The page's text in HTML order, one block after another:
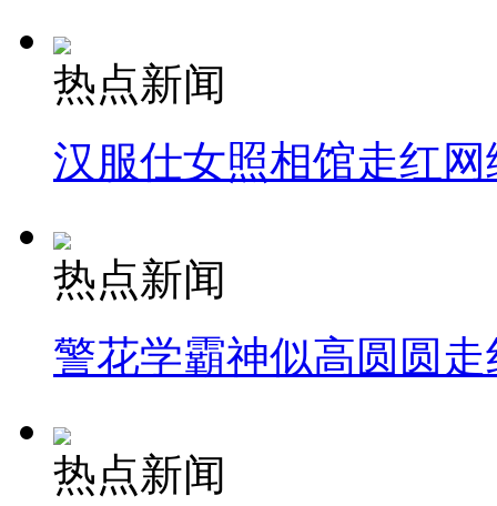
热点新闻
汉服仕女照相馆走红网
热点新闻
警花学霸神似高圆圆走
热点新闻